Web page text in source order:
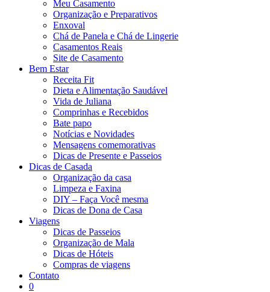
Meu Casamento
Organização e Preparativos
Enxoval
Chá de Panela e Chá de Lingerie
Casamentos Reais
Site de Casamento
Bem Estar
Receita Fit
Dieta e Alimentação Saudável
Vida de Juliana
Comprinhas e Recebidos
Bate papo
Notícias e Novidades
Mensagens comemorativas
Dicas de Presente e Passeios
Dicas de Casada
Organização da casa
Limpeza e Faxina
DIY – Faça Você mesma
Dicas de Dona de Casa
Viagens
Dicas de Passeios
Organização de Mala
Dicas de Hóteis
Compras de viagens
Contato
0